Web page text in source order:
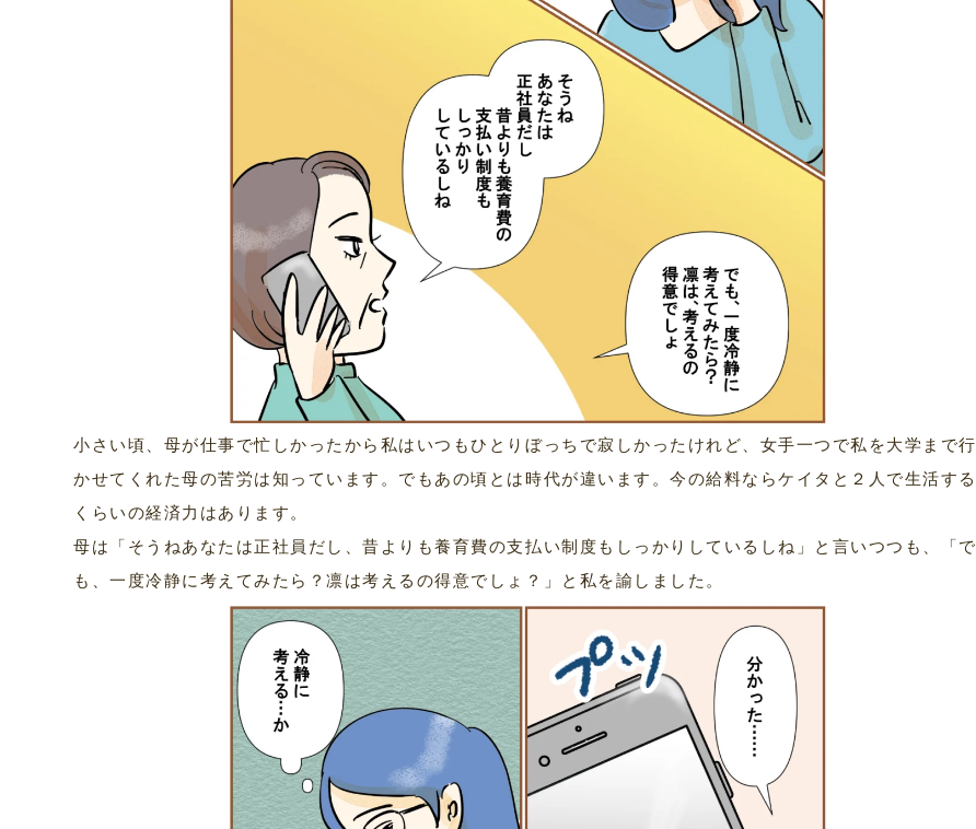
小さい頃、母が仕事で忙しかったから私はいつもひとりぼっちで寂しかったけれど、女手一つで私を大学まで行
かせてくれた母の苦労は知っています。でもあの頃とは時代が違います。今の給料ならケイタと２人で生活する
くらいの経済力はあります。
母は「そうねあなたは正社員だし、昔よりも養育費の支払い制度もしっかりしているしね」と言いつつも、「で
も、一度冷静に考えてみたら？凛は考えるの得意でしょ？」と私を諭しました。